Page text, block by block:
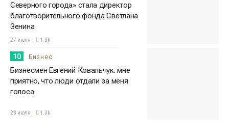
Северного города» стала директор
благотворительного фонда Светлана
Зенина
27 июля 1.3k
10 Бизнес
Бизнесмен Евгений Ковальчук: мне
приятно, что люди отдали за меня
голоса
23 июля 1.3k